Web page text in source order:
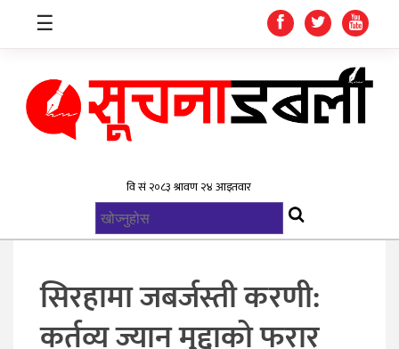
स्वास्थ्य
खेलकुद
☰
सिरहामा जबर्जस्ती करणी:
कर्तव्य ज्यान मुद्दाको फरार